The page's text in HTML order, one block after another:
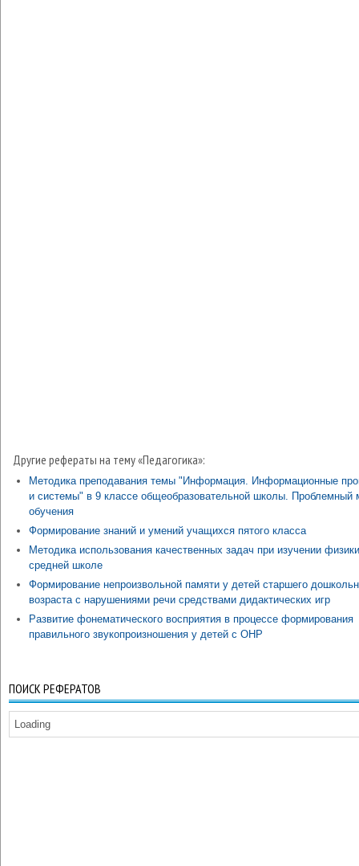
Другие рефераты на тему «Педагогика»:
Методика преподавания темы "Информация. Информационные
и системы" в 9 классе общеобразовательной школы. Проблемный
обучения
Формирование знаний и умений учащихся пятого класса
Методика использования качественных задач при изучении
средней школе
Формирование непроизвольной памяти у детей старшего
возраста с нарушениями речи средствами дидактических игр
Развитие фонематического восприятия в процессе формирования
правильного звукопроизношения у детей с ОНР
ПОИСК РЕФЕРАТОВ
Loading